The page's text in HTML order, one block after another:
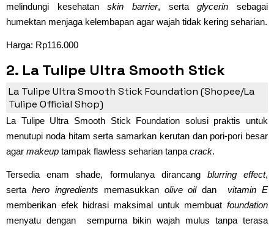
melindungi kesehatanskin barrier, sertaglycerin sebagai
humektan menjaga kelembapan agar wajah tidak kering seharian.
Harga: Rp116.000
2. La Tulipe Ultra Smooth Stick
Foundation
La Tulipe Ultra Smooth Stick Foundation (Shopee/La
Tulipe Official Shop)
La Tulipe Ultra Smooth Stick Foundation solusi praktis untuk
menutupi noda hitam serta samarkan kerutan dan pori-pori besar
agar makeup tampak flawless seharian tanpa crack.
Tersedia enam shade, formulanya dirancang blurring effect,
serta hero ingredients memasukkan olive oildan vitamin E
memberikan efek hidrasi maksimal untuk membuat foundation
menyatu dengan sempurna bikin wajah mulus tanpa terasa